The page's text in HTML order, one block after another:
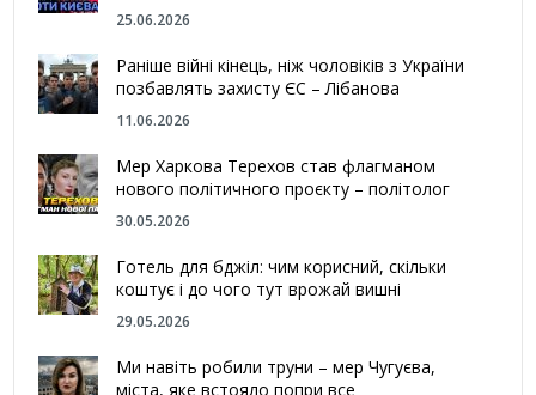
25.06.2026
Раніше війні кінець, ніж чоловіків з України
позбавлять захисту ЄС – Лібанова
11.06.2026
Мер Харкова Терехов став флагманом
нового політичного проєкту – політолог
30.05.2026
Готель для бджіл: чим корисний, скільки
коштує і до чого тут врожай вишні
29.05.2026
Ми навіть робили труни – мер Чугуєва,
міста, яке встояло попри все